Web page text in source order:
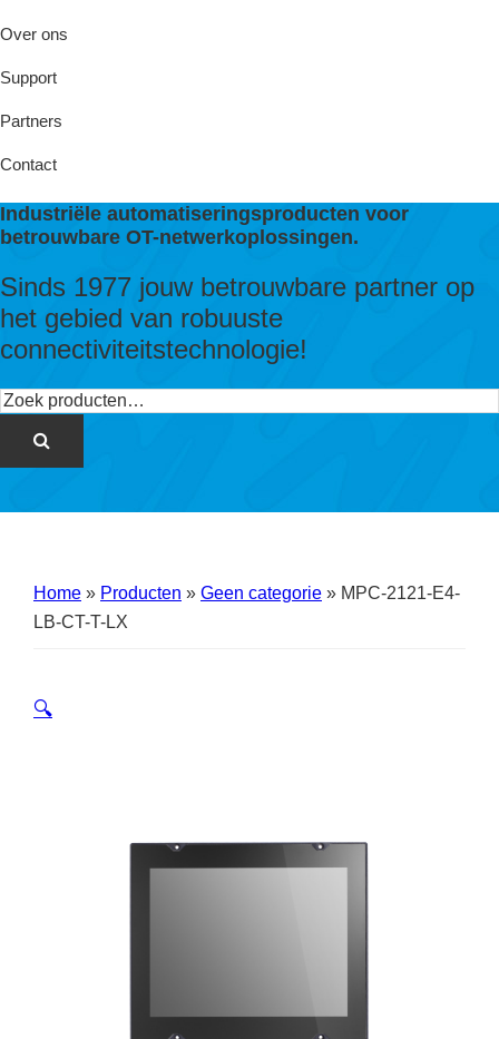
Over ons
Support
Partners
Contact
Industriële automatiseringsproducten voor
betrouwbare OT-netwerkoplossingen.
Sinds 1977 jouw betrouwbare partner op
het gebied van robuuste
connectiviteitstechnologie!
Zoeken
Home » Producten » Geen categorie » MPC-2121-E4-
LB-CT-T-LX
🔍